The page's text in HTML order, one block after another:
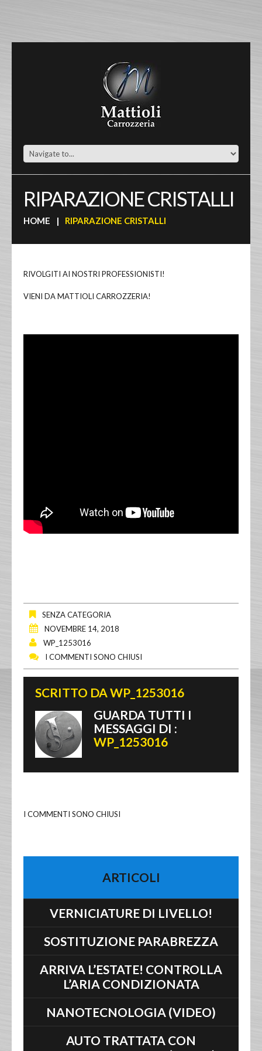
RIPARAZIONE CRISTALLI
HOME RIPARAZIONE CRISTALLI
RIVOLGITI AI NOSTRI PROFESSIONISTI!
VIENI DA MATTIOLI CARROZZERIA!
SENZA CATEGORIA
NOVEMBRE 14, 2018
WP_1253016
I COMMENTI SONO CHIUSI
SCRITTO DAWP_1253016
GUARDA TUTTI I
MESSAGGI DI :
WP_1253016
I COMMENTI SONO CHIUSI
ARTICOLI
VERNICIATURE DI LIVELLO!
SOSTITUZIONE PARABREZZA
ARRIVA L’ESTATE! CONTROLLA
L’ARIA CONDIZIONATA
NANOTECNOLOGIA (VIDEO)
AUTO TRATTATA CON